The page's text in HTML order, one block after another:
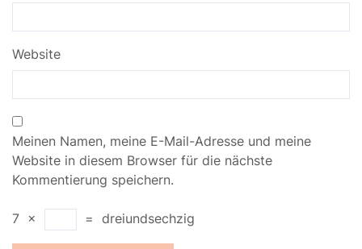
Website
Meinen Namen, meine E-Mail-Adresse und meine
Website in diesem Browser für die nächste
Kommentierung speichern.
7 × = dreiundsechzig